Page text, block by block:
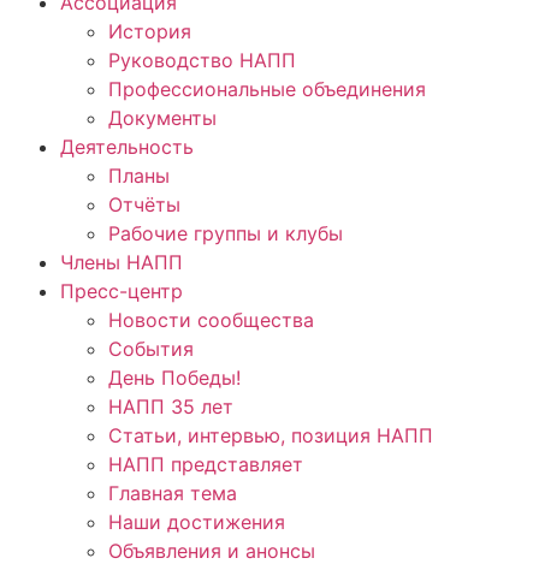
История
Руководство НАПП
Профессиональные объединения
Документы
Деятельность
Планы
Отчёты
Рабочие группы и клубы
Члены НАПП
Пресс-центр
Новости сообщества
События
День Победы!
НАПП 35 лет
Статьи, интервью, позиция НАПП
НАПП представляет
Главная тема
Наши достижения
Объявления и анонсы